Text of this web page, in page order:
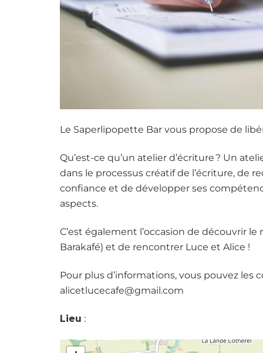
Le Saperlipopette Bar vous propose de
Qu’est-ce qu’un atelier d’écriture ? Un
dans le processus créatif de l’écriture, de
confiance et de développer ses
aspects.
C’est également l’occasion de découvrir
Barakafé) et de rencontrer Luce et Alice !
Pour plus d’informations, vous pouvez les
alicetlucecafe@gmail.com
Lieu :